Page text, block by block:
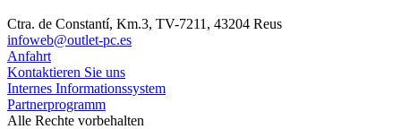
Ctra. de Constantí, Km.3, TV-7211, 43204 Reus
infoweb@outlet-pc.es
Anfahrt
Kontaktieren Sie uns
Internes Informationssystem
Partnerprogramm
Alle Rechte vorbehalten